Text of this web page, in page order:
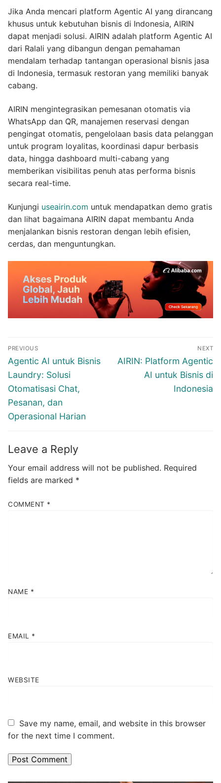
Jika Anda mencari platform Agentic AI yang dirancang
khusus untuk kebutuhan bisnis di Indonesia, AIRIN
dapat menjadi solusi. AIRIN adalah platform Agentic AI
dari Ralali yang dibangun dengan pemahaman
mendalam terhadap tantangan operasional bisnis jasa
di Indonesia, termasuk restoran yang memiliki banyak
cabang.
AIRIN mengintegrasikan pemesanan otomatis via
WhatsApp dan QR, manajemen reservasi dengan
pengingat otomatis, pengelolaan basis data pelanggan
untuk program loyalitas, koordinasi dapur berbasis
data, hingga dashboard multi-cabang yang
memberikan visibilitas penuh atas performa bisnis
secara real-time.
Kunjungi useairin.com untuk mendapatkan demo gratis
dan lihat bagaimana AIRIN dapat membantu Anda
menjalankan bisnis restoran dengan lebih efisien,
cerdas, dan menguntungkan.
Post
navigation
PREVIOUS
Previous
post:
Agentic AI untuk Bisnis
Laundry: Solusi
Otomatisasi Chat,
Pesanan, dan
Operasional Harian
NEXT
Next
AIRIN: Platform Agentic
AI untuk Bisnis di
Indonesia
Leave a Reply
Your email address will not be published. Required
fields are marked *
COMMENT *
NAME *
EMAIL *
WEBSITE
Save my name, email, and website in this browser
for the next time I comment.